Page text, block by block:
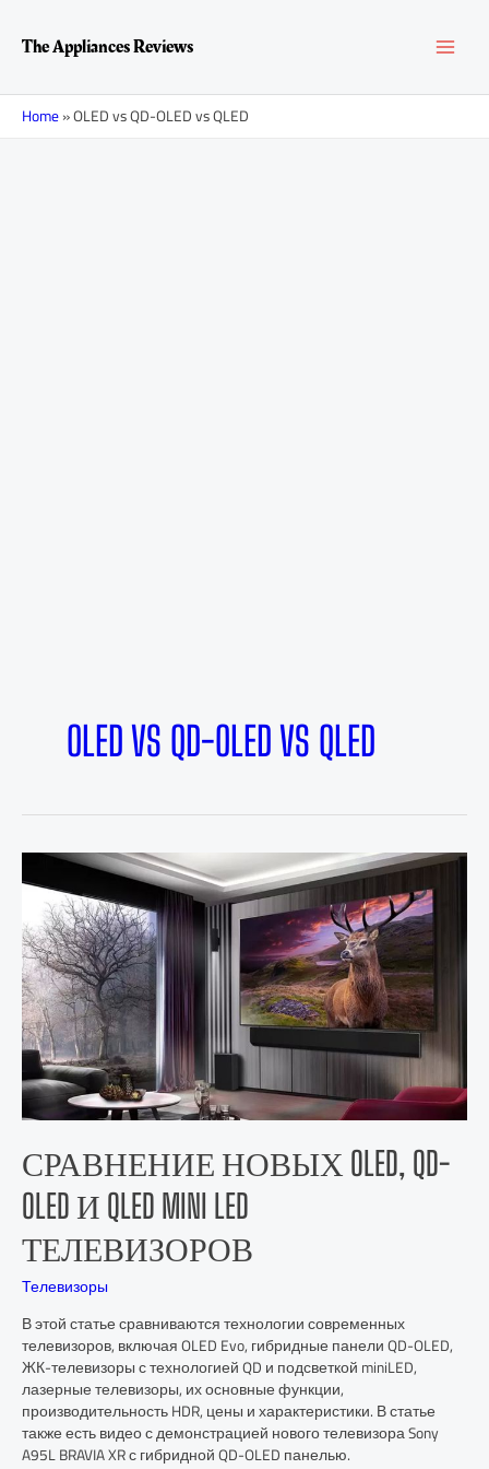
содержимому
The Appliances Reviews
Home»OLED vs QD-OLED vs QLED
OLED VS QD-OLED VS QLED
СРАВНЕНИЕ НОВЫХ OLED, QD-
OLED И QLED MINI LED
ТЕЛЕВИЗОРОВ
Телевизоры
В этой статье сравниваются технологии современных
телевизоров, включая OLED Evo, гибридные панели QD-OLED,
ЖК-телевизоры с технологией QD и подсветкой miniLED,
лазерные телевизоры, их основные функции,
производительность HDR, цены и характеристики. В статье
также есть видео с демонстрацией нового телевизора Sony
A95L BRAVIA XR с гибридной QD-OLED панелью.